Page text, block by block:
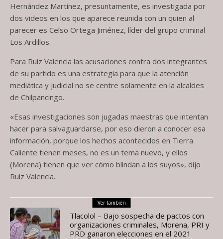
Hernández Martínez, presuntamente, es investigada por
dos videos en los que aparece reunida con un quien al
parecer es Celso Ortega Jiménez, líder del grupo criminal
Los Ardillos.
Para Ruiz Valencia las acusaciones contra dos integrantes
de su partido es una estrategia para que la atención
mediática y judicial no se centre solamente en la alcaldes
de Chilpancingo.
«Esas investigaciones son jugadas maestras que intentan
hacer para salvaguardarse, por eso dieron a conocer esa
información, porque los hechos acontecidos en Tierra
Caliente tienen meses, no es un tema nuevo, y ellos
(Morena) tienen que ver cómo blindan a los suyos», dijo
Ruiz Valencia.
Ver también
Tlacolol – Bajo sospecha de pactos con
organizaciones criminales, Morena, PRI y
PRD ganaron elecciones en el 2021